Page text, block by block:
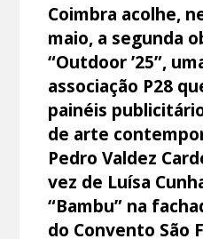
Coimbra acolhe,
maio, a segunda
“Outdoor ’25”,
associação P28
painéis
de arte
Pedro Valdez
vez de Luísa
“Bambu” na
do Convento São